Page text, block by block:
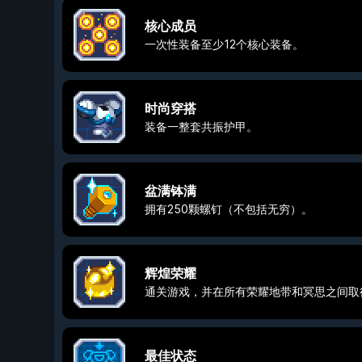
核心成员
一次性装备至少12个核心装备。
时尚穿搭
装备一整套共振护甲。
盆满钵满
拥有250颗螺钉（不包括无穷）。
辉煌荣耀
通关游戏，并在所有荣耀地带和冥思之间取
最佳状态